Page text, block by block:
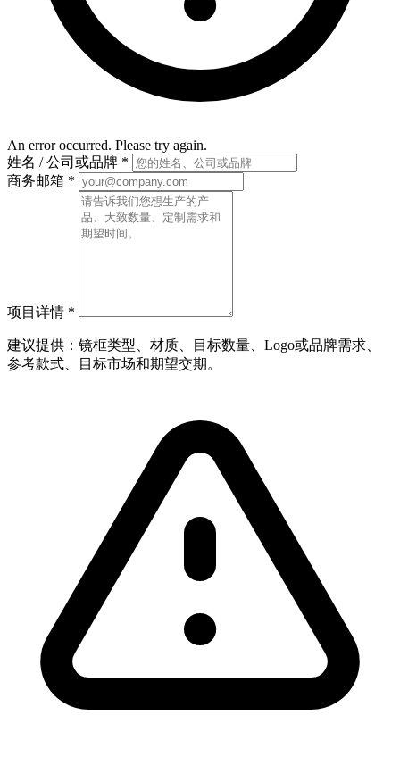
An error occurred. Please try again.
姓名 / 公司或品牌 *
商务邮箱 *
项目详情 *
建议提供：镜框类型、材质、目标数量、Logo或品牌需求、
参考款式、目标市场和期望交期。